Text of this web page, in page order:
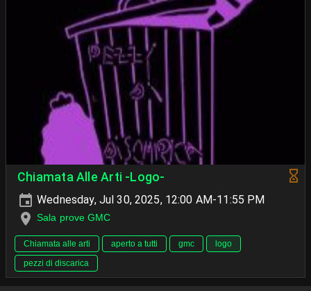
Chiamata Alle Arti -Logo-
Wednesday, Jul 30, 2025, 12:00 AM-11:55 PM
Sala prove GMC
Chiamata alle arti aperto a tutti gmc
logo
pezzi di discarica